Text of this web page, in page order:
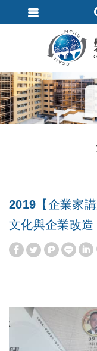
2019【企業家
文化與企業改造